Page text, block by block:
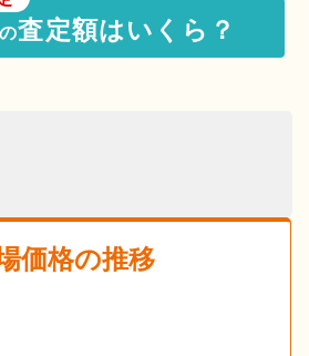
査定額はいくら？
価格の推移